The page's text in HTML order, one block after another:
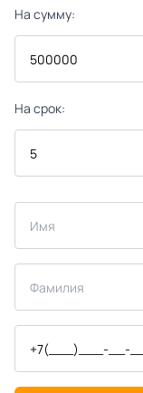
На сумму:
На срок: